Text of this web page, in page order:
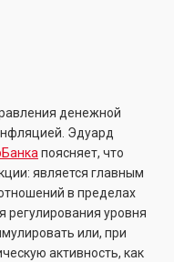
денежной
Эдуард
поясняет, что
является главным
в пределах
регулирования уровня
или, при
активность, как